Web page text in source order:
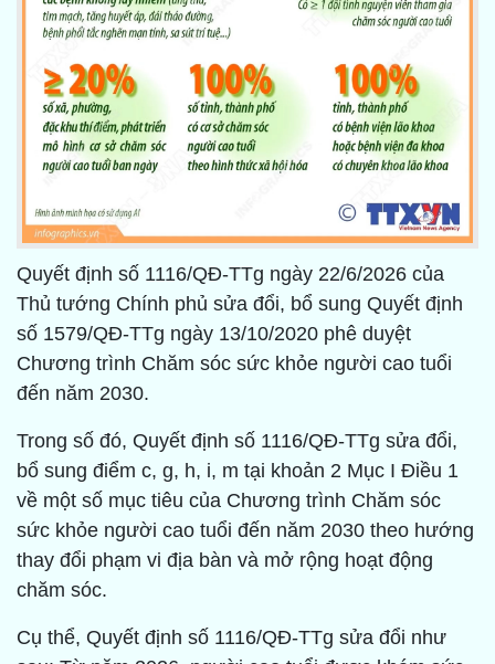
Quyết định số 1116/QĐ-TTg ngày 22/6/2026 của
Thủ tướng Chính phủ sửa đổi, bổ sung Quyết định
số 1579/QĐ-TTg ngày 13/10/2020 phê duyệt
Chương trình Chăm sóc sức khỏe người cao tuổi
đến năm 2030.
Trong số đó, Quyết định số 1116/QĐ-TTg sửa đổi,
bổ sung điểm c, g, h, i, m tại khoản 2 Mục I Điều 1
về một số mục tiêu của Chương trình Chăm sóc
sức khỏe người cao tuổi đến năm 2030 theo hướng
thay đổi phạm vi địa bàn và mở rộng hoạt động
chăm sóc.
Cụ thể, Quyết định số 1116/QĐ-TTg sửa đổi như